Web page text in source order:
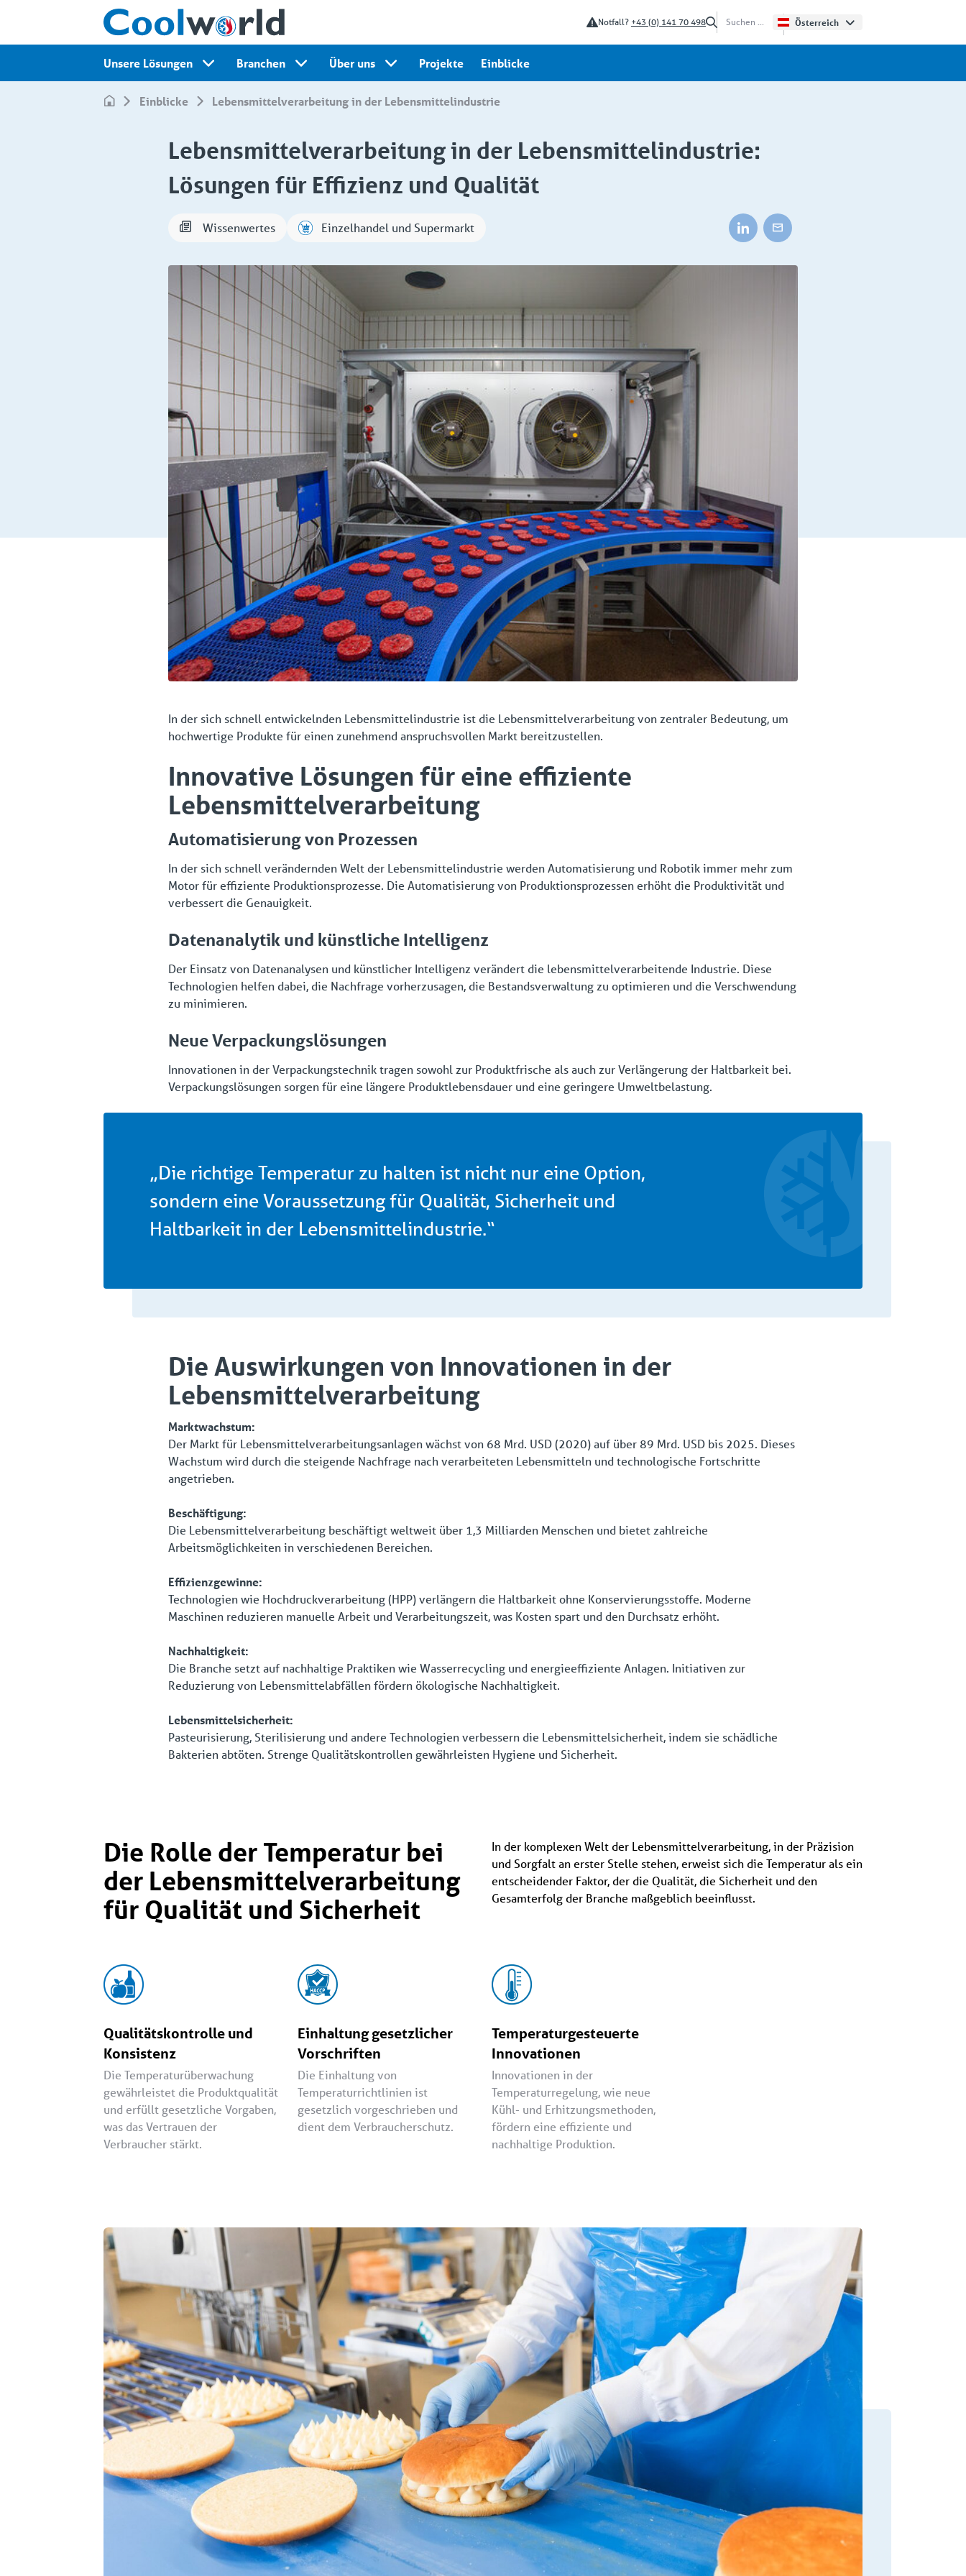
Notfall? +43 (0) 141 70 498 Österreich
Unsere Lösungen Branchen Über uns Projekte Einblicke
Einblicke Lebensmittelverarbeitung in der Lebensmittelindustrie
Lebensmittelverarbeitung in der Lebensmittelindustrie:
Lösungen für Effizienz und Qualität
Wissenwertes Einzelhandel und Supermarkt
In der sich schnell entwickelnden Lebensmittelindustrie ist die Lebensmittelverarbeitung von zentraler Bedeutung, um
hochwertige Produkte für einen zunehmend anspruchsvollen Markt bereitzustellen.
Innovative Lösungen für eine effiziente
Lebensmittelverarbeitung
Automatisierung von Prozessen
In der sich schnell verändernden Welt der Lebensmittelindustrie werden Automatisierung und Robotik immer mehr zum
Motor für effiziente Produktionsprozesse. Die Automatisierung von Produktionsprozessen erhöht die Produktivität und
verbessert die Genauigkeit.
Datenanalytik und künstliche Intelligenz
Der Einsatz von Datenanalysen und künstlicher Intelligenz verändert die lebensmittelverarbeitende Industrie. Diese
Technologien helfen dabei, die Nachfrage vorherzusagen, die Bestandsverwaltung zu optimieren und die Verschwendung
zu minimieren.
Neue Verpackungslösungen
Innovationen in der Verpackungstechnik tragen sowohl zur Produktfrische als auch zur Verlängerung der Haltbarkeit bei.
Verpackungslösungen sorgen für eine längere Produktlebensdauer und eine geringere Umweltbelastung.
„Die richtige Temperatur zu halten ist nicht nur eine Option,
sondern eine Voraussetzung für Qualität, Sicherheit und
Haltbarkeit in der Lebensmittelindustrie.“
Die Auswirkungen von Innovationen in der
Lebensmittelverarbeitung
Marktwachstum:
Der Markt für Lebensmittelverarbeitungsanlagen wächst von 68 Mrd. USD (2020) auf über 89 Mrd. USD bis 2025. Dieses
Wachstum wird durch die steigende Nachfrage nach verarbeiteten Lebensmitteln und technologische Fortschritte
angetrieben.
Beschäftigung:
Die Lebensmittelverarbeitung beschäftigt weltweit über 1,3 Milliarden Menschen und bietet zahlreiche
Arbeitsmöglichkeiten in verschiedenen Bereichen.
Effizienzgewinne:
Technologien wie Hochdruckverarbeitung (HPP) verlängern die Haltbarkeit ohne Konservierungsstoffe. Moderne
Maschinen reduzieren manuelle Arbeit und Verarbeitungszeit, was Kosten spart und den Durchsatz erhöht.
Nachhaltigkeit:
Die Branche setzt auf nachhaltige Praktiken wie Wasserrecycling und energieeffiziente Anlagen. Initiativen zur
Reduzierung von Lebensmittelabfällen fördern ökologische Nachhaltigkeit.
Lebensmittelsicherheit:
Pasteurisierung, Sterilisierung und andere Technologien verbessern die Lebensmittelsicherheit, indem sie schädliche
Bakterien abtöten. Strenge Qualitätskontrollen gewährleisten Hygiene und Sicherheit.
Die Rolle der Temperatur bei
der Lebensmittelverarbeitung
für Qualität und Sicherheit
In der komplexen Welt der Lebensmittelverarbeitung, in der Präzision
und Sorgfalt an erster Stelle stehen, erweist sich die Temperatur als ein
entscheidender Faktor, der die Qualität, die Sicherheit und den
Gesamterfolg der Branche maßgeblich beeinflusst.
Qualitätskontrolle und
Konsistenz
Die Temperaturüberwachung
gewährleistet die Produktqualität
und erfüllt gesetzliche Vorgaben,
was das Vertrauen der
Verbraucher stärkt.
Einhaltung gesetzlicher
Vorschriften
Die Einhaltung von
Temperaturrichtlinien ist
gesetzlich vorgeschrieben und
dient dem Verbraucherschutz.
Temperaturgesteuerte
Innovationen
Innovationen in der
Temperaturregelung, wie neue
Kühl- und Erhitzungsmethoden,
fördern eine effiziente und
nachhaltige Produktion.